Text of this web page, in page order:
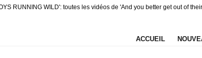
RUNNING WILD': toutes les vidéos de 'And you better get out of
ACCUEIL